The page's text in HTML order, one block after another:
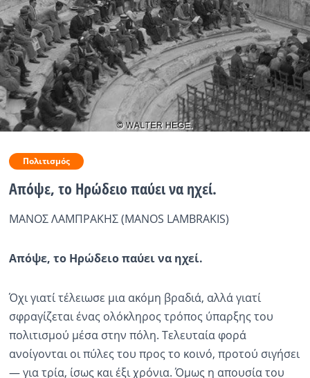
LIVE
Εκπομπές
Πολιτισμός
Πολιτισμός
Απόψε, το Ηρώδειο παύει να ηχεί.
ΜΑΝΟΣ ΛΑΜΠΡΑΚΗΣ (MANOS LAMBRAKIS)
Απόψε, το Ηρώδειο παύει να ηχεί.
Όχι γιατί τέλειωσε μια ακόμη βραδιά, αλλά γιατί
σφραγίζεται ένας ολόκληρος τρόπος ύπαρξης του
πολιτισμού μέσα στην πόλη. Τελευταία φορά
ανοίγονται οι πύλες του προς το κοινό, προτού σιγήσει
— για τρία, ίσως και έξι χρόνια. Όμως η απουσία του